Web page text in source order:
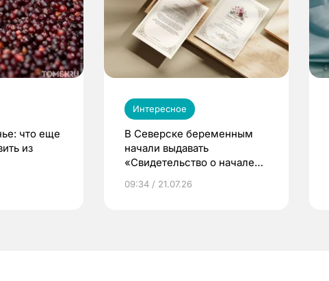
что еще
из
Интересное
В Северске беременным
начали выдавать
«Свидетельство о начале
09:34 / 21.07.26